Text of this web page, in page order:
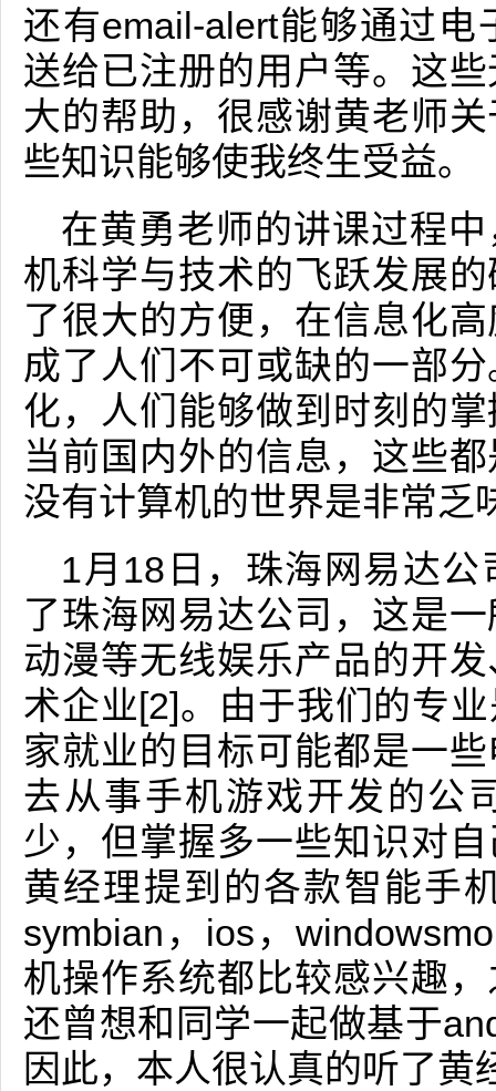
还有email-alert能够通过
送给已注册的用户等。这
大的帮助，很感谢黄老师
些知识能够使我终生受益。
在黄勇老师的讲课过程
机科学与技术的飞跃发展
了很大的方便，在信息化
成了人们不可或缺的一部
化，人们能够做到时刻的
当前国内外的信息，这些
没有计算机的世界是非常乏
1月18日，珠海网易达
了珠海网易达公司，这是
动漫等无线娱乐产品的开
术企业[2]。由于我们的专
家就业的目标可能都是一
去从事手机游戏开发的公
少，但掌握多一些知识对
黄经理提到的各款智能手
symbian，ios，
机操作系统都比较感兴趣
还曾想和同学一起做基于
因此，本人很认真的听了黄